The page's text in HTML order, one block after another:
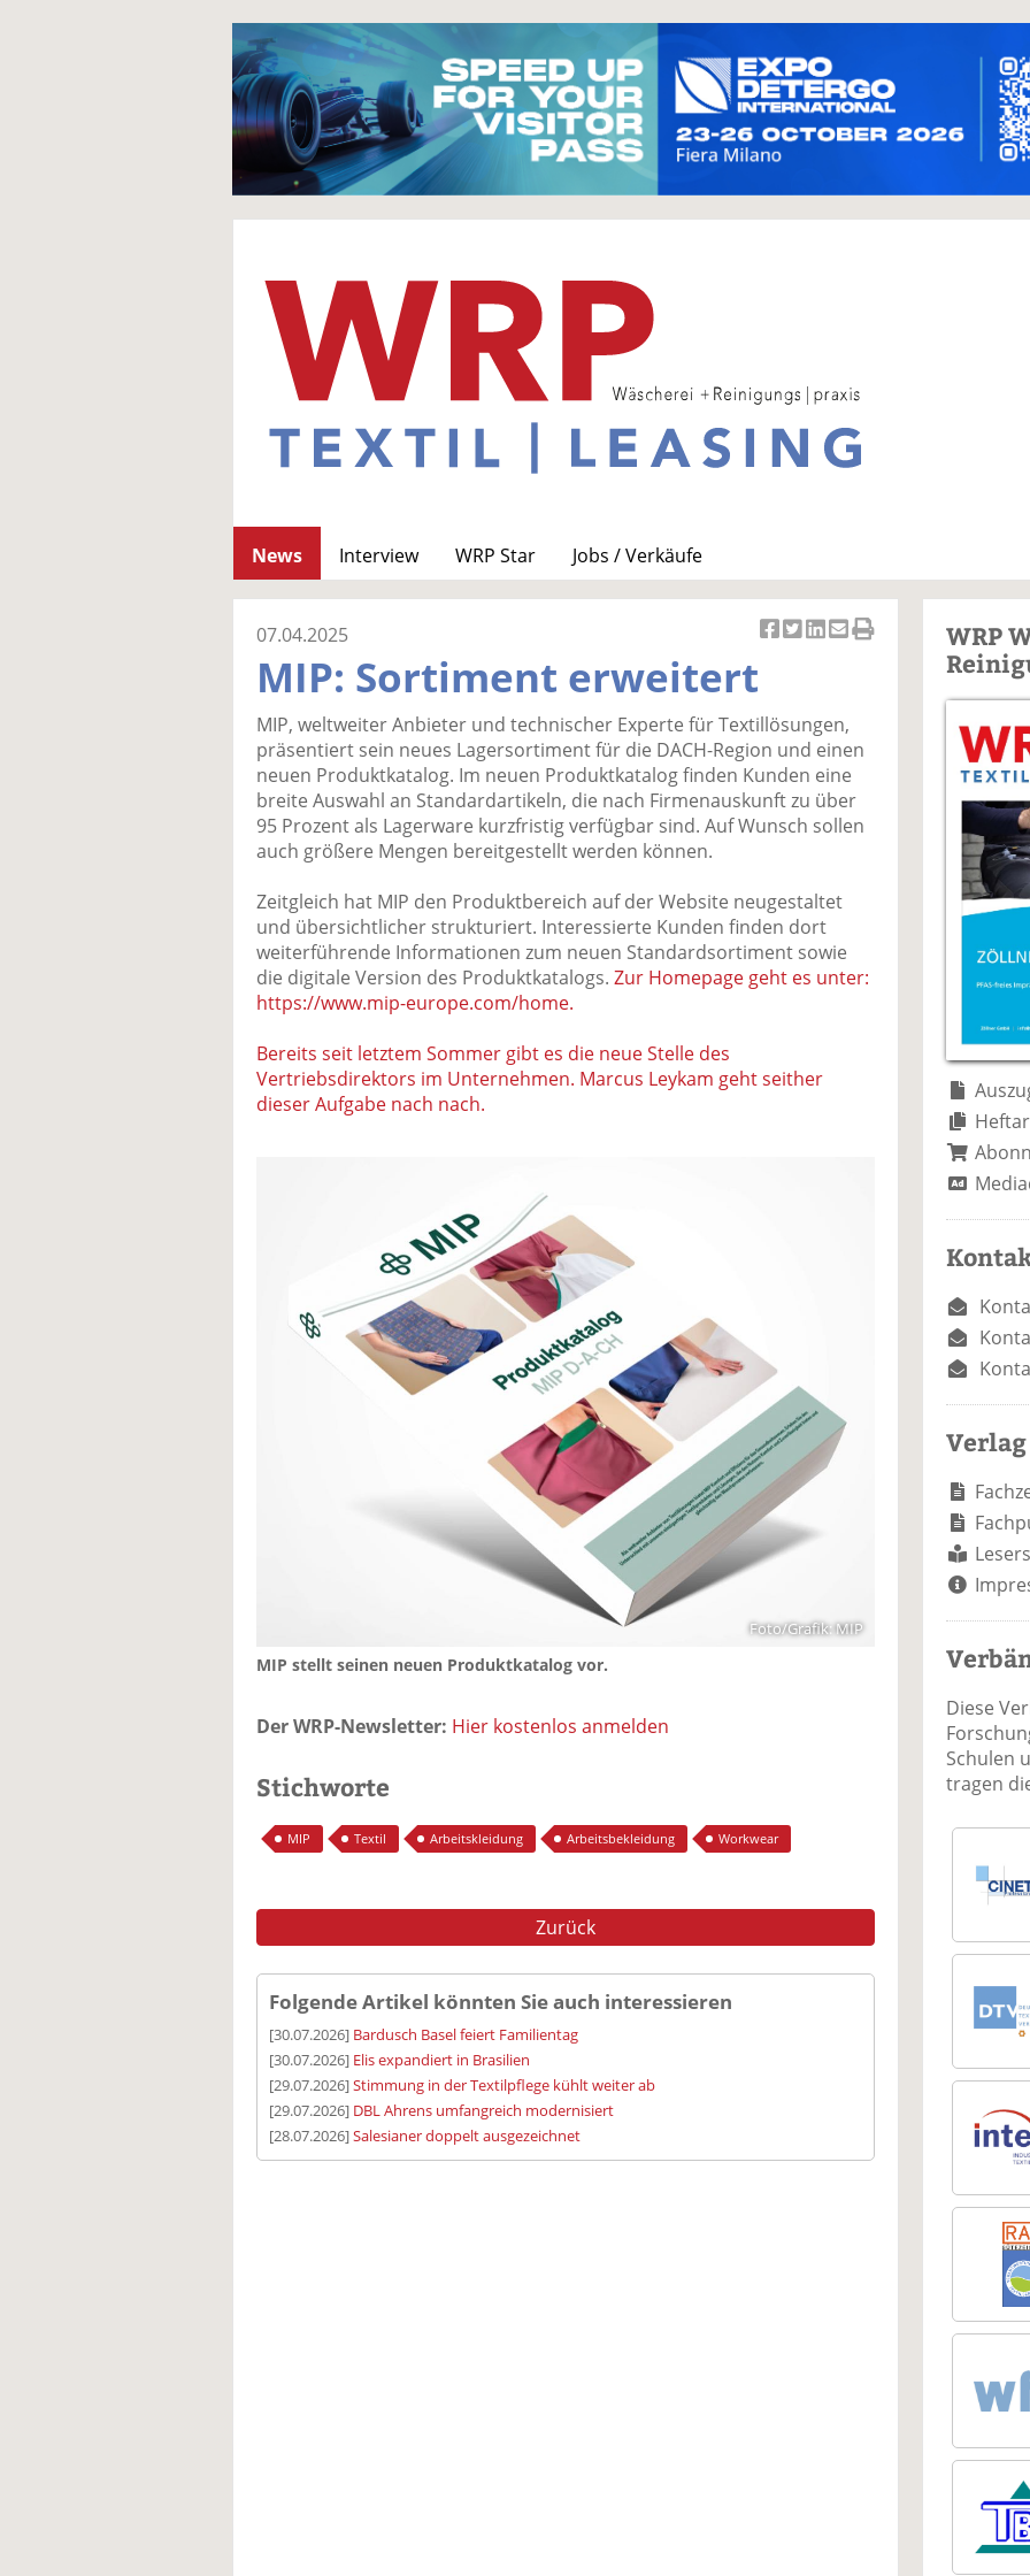
News Interview WRP Star
Jobs / Verkäufe
el
a
uf
F
ac
o
o
k
te
el
t
wi
tt
er
el
a
uf
Li
n
di
n
te
il
el
p
er
E
m
v
se
n
D
ck
e
07.04.2025
MIP: Sortiment erweitert
MIP, weltweiter Anbieter und technischer Experte für Textillösungen,
präsentiert sein neues Lagersortiment für die DACH-Region und einen
neuen Produktkatalog. Im neuen Produktkatalog finden Kunden eine
breite Auswahl an Standardartikeln, die nach Firmenauskunft zu über
95 Prozent als Lagerware kurzfristig verfügbar sind. Auf Wunsch sollen
auch größere Mengen bereitgestellt werden können.
Zeitgleich hat MIP den Produktbereich auf der Website neugestaltet
und übersichtlicher strukturiert. Interessierte Kunden finden dort
weiterführende Informationen zum neuen Standardsortiment sowie
die digitale Version des Produktkatalogs. Zur Homepage geht es unter:
https://www.mip-europe.com/home.
Bereits seit letztem Sommer gibt es die neue Stelle des
Vertriebsdirektors im Unternehmen. Marcus Leykam geht seither
dieser Aufgabe nach nach.
Foto/Grafik: MIP
MIP stellt seinen neuen Produktkatalog vor.
Der WRP-Newsletter: Hier kostenlos anmelden
Stichworte
MIP Textil Arbeitskleidung Arbeitsbekleidung Workwear
Zurück
Folgende Artikel könnten Sie auch interessieren
[30.07.2026] Bardusch Basel feiert Familientag
[30.07.2026] Elis expandiert in Brasilien
[29.07.2026]Stimmung in der Textilpflege kühlt weiter ab
[29.07.2026] DBL Ahrens umfangreich modernisiert
[28.07.2026]Salesianer doppelt ausgezeichnet
WRP
Verlag
Diese
Schulen
tragen